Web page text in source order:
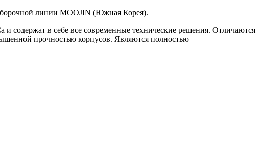
линии MOOJIN (Южная Корея).
в себе все современные технические решения. Отличаются
прочностью корпусов. Являются полностью